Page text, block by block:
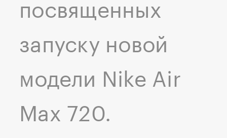
посвященных
запуску новой
модели Nike Air
Max 720.